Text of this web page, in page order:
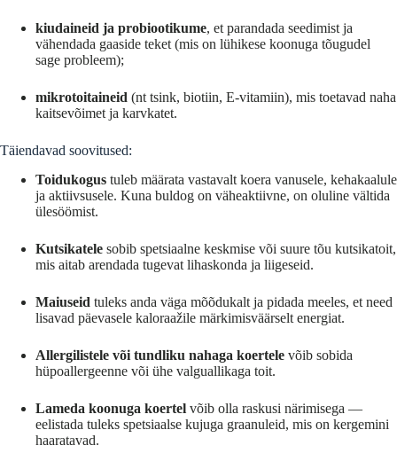
kiudaineid ja probiootikume, et parandada seedimist ja
vähendada gaaside teket (mis on lühikese koonuga tõugudel
sage probleem);
mikrotoitaineid (nt tsink, biotiin, E-vitamiin), mis toetavad naha
kaitsevõimet ja karvkatet.
Täiendavad soovitused:
Toidukogus tuleb määrata vastavalt koera vanusele, kehakaalule
ja aktiivsusele. Kuna buldog on väheaktiivne, on oluline vältida
ülesöömist.
Kutsikatele sobib spetsiaalne keskmise või suure tõu kutsikatoit,
mis aitab arendada tugevat lihaskonda ja liigeseid.
Maiuseid tuleks anda väga mõõdukalt ja pidada meeles, et need
lisavad päevasele kaloraažile märkimisväärselt energiat.
Allergilistele või tundliku nahaga koertele võib sobida
hüpoallergeenne või ühe valguallikaga toit.
Lameda koonuga koertel võib olla raskusi närimisega —
eelistada tuleks spetsiaalse kujuga graanuleid, mis on kergemini
haaratavad.